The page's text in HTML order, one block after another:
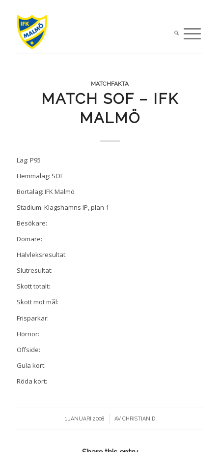
MATCHFAKTA
MATCH SOF – IFK
MALMÖ
Lag: P95
Hemmalag: SOF
Bortalag: IFK Malmö
Stadium: Klagshamns IP, plan 1
Besökare:
Domare:
Halvleksresultat:
Slutresultat:
Skott totalt:
Skott mot mål:
Frisparkar:
Hörnor:
Offside:
Gula kort:
Röda kort:
1 JANUARI 2008
/ AV CHRISTIAN D